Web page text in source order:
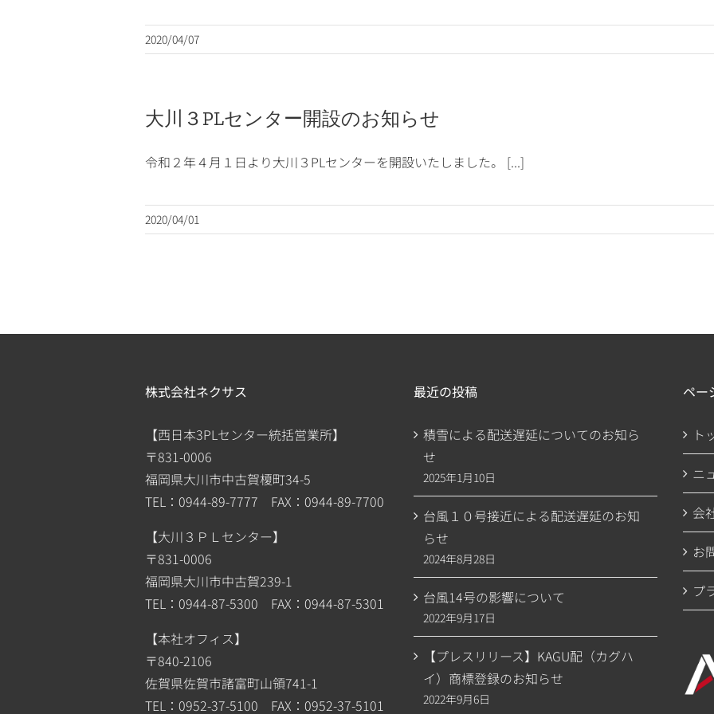
2020/04/07
大川３PLセンター開設のお知らせ
令和２年４月１日より大川３PLセンターを開設いたしました。 [...]
2020/04/01
株式会社ネクサス
【西日本3PLセンター統括営業所】
〒831-0006
福岡県大川市中古賀榎町34-5
TEL：0944-89-7777 FAX：0944-89-7700
【大川３ＰＬセンター】
〒831-0006
福岡県大川市中古賀239-1
TEL：0944-87-5300 FAX：0944-87-5301
【本社オフィス】
〒840-2106
佐賀県佐賀市諸富町山領741-1
TEL：0952-37-5100 FAX：0952-37-5101
最近の投稿
積雪による配送遅延についてのお知ら
せ
2025年1月10日
台風１０号接近による配送遅延のお知
らせ
2024年8月28日
台風14号の影響について
2022年9月17日
【プレスリリース】KAGU配（カグハ
イ）商標登録のお知らせ
2022年9月6日
ペー
ト
ニ
会
お
プ